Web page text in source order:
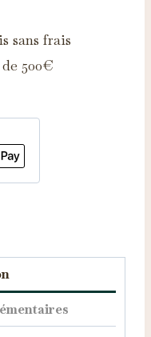
sans frais
500€